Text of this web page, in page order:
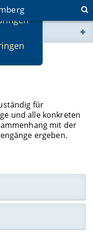
für
und alle konkreten
mit der
ergeben.